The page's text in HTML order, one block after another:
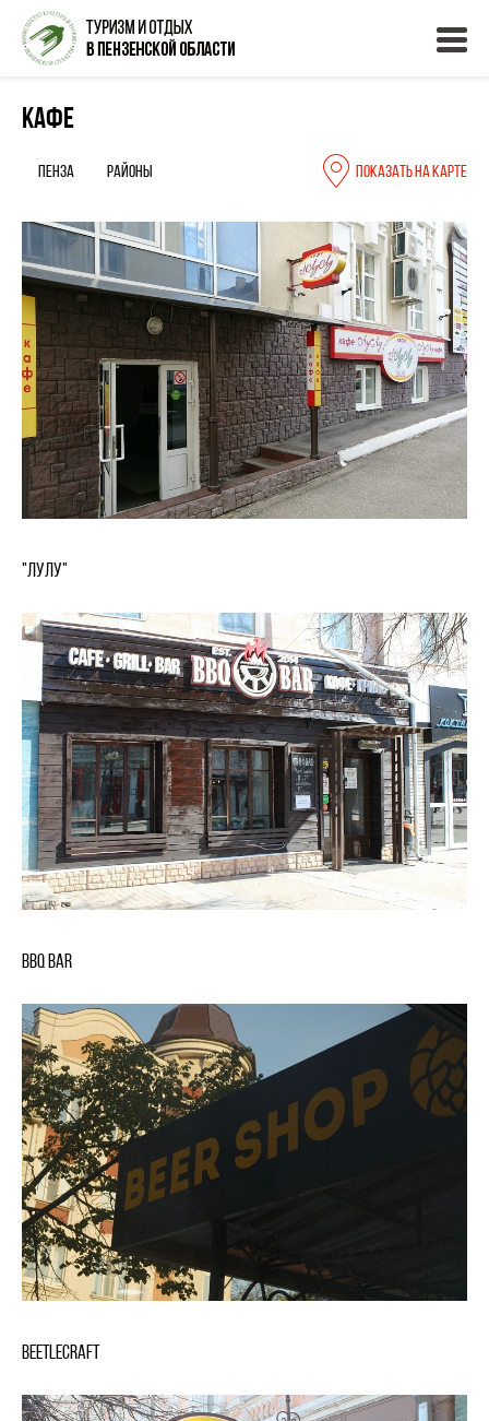
Кафе
Пенза Районы Показать на карте
"ЛуЛу"
BBQ BAR
BeetleCraft